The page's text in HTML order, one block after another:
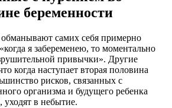
беременности
самих себя примерно
я забеременею, то моментально
привычки». Другие
когда наступает вторая половина
рисков, связанных с
организма и будущего ребенка
уходят в небытие.